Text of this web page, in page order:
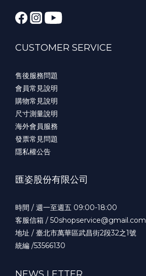
CUSTOMER SERVICE
售後服務問題
會員常見說明
購物常見說明
尺寸測量說明
海外會員服務
發票常見問題
隱私權公告
匯姿股份有限公司
時間 / 週一至週五 09:00-18:00
客服信箱 / 50shopservice@gmail.com
地址 / 臺北市萬華區武昌街2段32之1號
統編 /53566130